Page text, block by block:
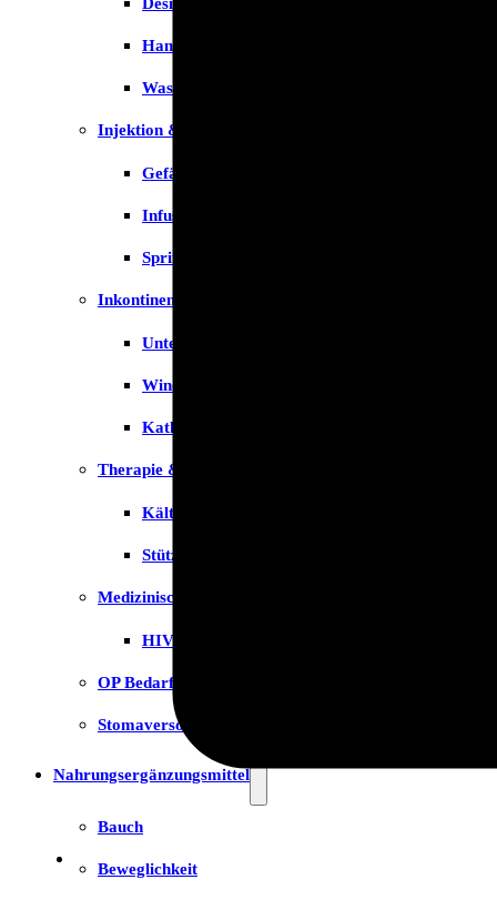
Handschuhe
Waschlotion
Injektion & Infusion
Gefäßkatheter
Infusionslösungen & Zubehör
Spritzen
Inkontinenz
Unterlagen
Windeln
Katheter
Therapie & Kompression
Kälte- & Wärmetherapie
Stützstrümpfe & Kompression
Medizinische Tests & Geräte
HIV Tests
OP Bedarf
Stomaversorgung
Nahrungsergänzungsmittel
Bauch
Beweglichkeit